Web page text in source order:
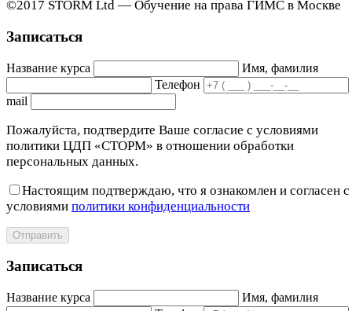
©2017 STORM Ltd — Обучение на права ГИМС в Москве
Записаться
Название курса
Имя, фамилия
Телефон
mail
Пожалуйста, подтвердите Ваше согласие с условиями
политики ЦДП «СТОРМ» в отношении обработки
персональных данных.
Настоящим подтверждаю, что я ознакомлен и согласен с
условиями политики конфиденциальности
Отправить
Записаться
Название курса
Имя, фамилия